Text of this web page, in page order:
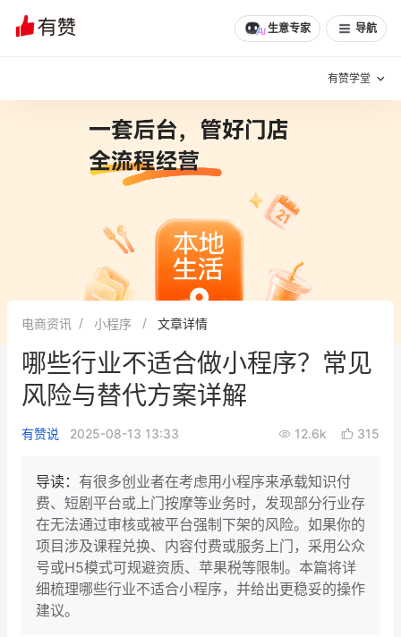
生意专家 导航
有赞学堂
增长方法
有赞专家说
新零售最佳实践
面对面聊增长
新零售大会 新零售茶会
增长产品指南
智库 产品场景库
产品更新动态 帮助中心
文章 问诊 分享
电商资讯 小程序 文章详情
哪些行业不适合做小程序？常见
风险与替代方案详解
有赞说 2025-08-13 13:33 12.6k 315
导读： 有很多创业者在考虑用小程序来承载知识付
费、短剧平台或上门按摩等业务时，发现部分行业存
在无法通过审核或被平台强制下架的风险。如果你的
项目涉及课程兑换、内容付费或服务上门，采用公众
号或H5模式可规避资质、苹果税等限制。本篇将详
细梳理哪些行业不适合小程序，并给出更稳妥的操作
建议。